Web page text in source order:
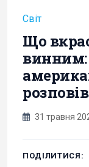
Світ
Що
31 травня
ПОДІЛИТИСЯ: